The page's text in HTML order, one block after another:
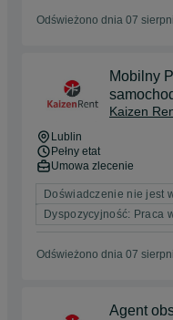
Odświeżono dnia 07
Mobilny
Kaizen
Lublin
Pełny etat
Umowa zlecenie
Doświadczenie nie jest
Dyspozycyjność: Praca
Odświeżono dnia 07
Agent